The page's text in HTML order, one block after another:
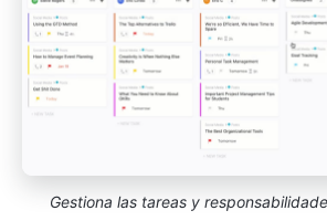
Gestiona las tareas y